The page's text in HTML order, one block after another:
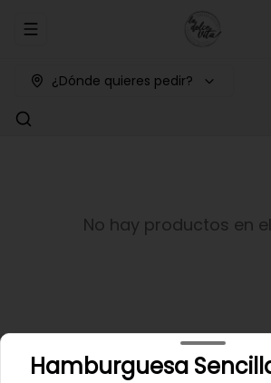
Abrir menu de navegación
¿Dónde quieres pedir?
No hay productos en
Hamburguesa